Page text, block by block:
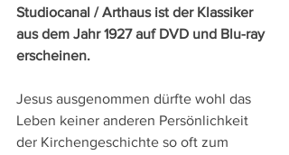
Studiocanal / Arthaus ist der Klassiker
aus dem Jahr 1927 auf DVD und Blu-ray
erscheinen.
Jesus ausgenommen dürfte wohl das
Leben keiner anderen Persönlichkeit
der Kirchengeschichte so oft zum